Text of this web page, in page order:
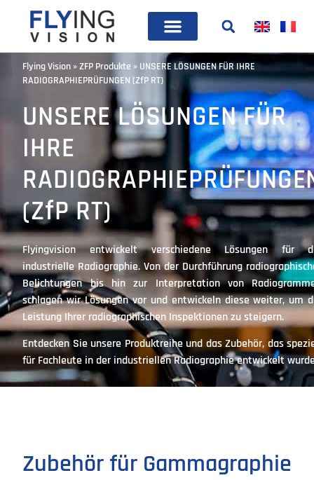
Flying Vision»ZFP Produkte » UNSERE LÖSUNGEN FÜR IHRE
RADIOGRAPHIEPRÜFUNGEN (ZfP RT)
UNSERE LÖSUNGEN FÜR
IHRE
(ZfP RT)
Flyingvision entwickelt verschiedene Lösungen für
industrielle Radiographie. Von der Durchführung
Belichtungen bis hin zur Interpretation von
schlagen wir Lösungen vor und entwickeln diese weiter, um
Leistung Ihrer radiographischen Inspektionen zu steigern.
Entdecken Sie unsere Produktreihe und das Zubehör, das
für Fachleute in der industriellen Radiographie entwickelt
Zubehör für Gammagraphie